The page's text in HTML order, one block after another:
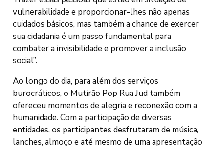
vulnerabilidade e proporcionar-lhes não apenas
cuidados básicos, mas também a chance de exercer
sua cidadania é um passo fundamental para
combater a invisibilidade e promover a inclusão
social”.
Ao longo do dia, para além dos serviços
burocráticos, o Mutirão Pop Rua Jud também
ofereceu momentos de alegria e reconexão com a
humanidade. Com a participação de diversas
entidades, os participantes desfrutaram de música,
lanches, almoço e até mesmo de uma apresentação